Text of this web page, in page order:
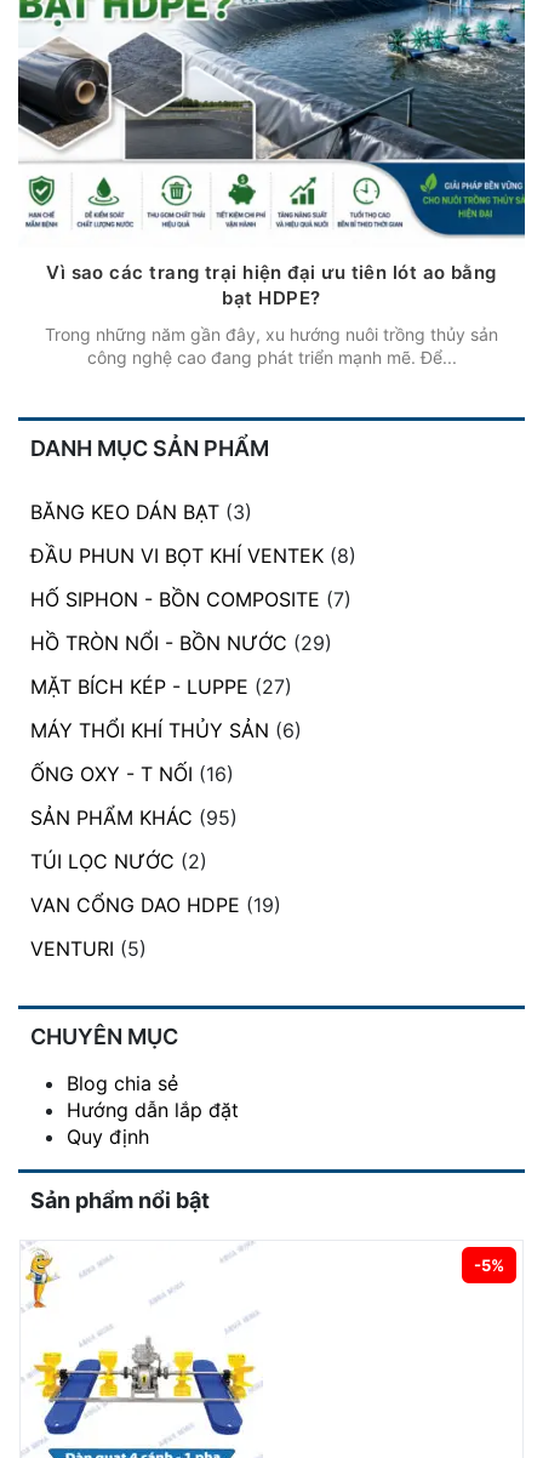
Vì sao các trang trại hiện đại ưu tiên lót ao bằng
bạt HDPE?
Trong những năm gần đây, xu hướng nuôi trồng thủy sản
công nghệ cao đang phát triển mạnh mẽ. Để...
DANH MỤC SẢN PHẨM
BĂNG KEO DÁN BẠT (3)
ĐẦU PHUN VI BỌT KHÍ VENTEK (8)
HỐ SIPHON - BỒN COMPOSITE (7)
HỒ TRÒN NỔI - BỒN NƯỚC (29)
MẶT BÍCH KÉP - LUPPE (27)
MÁY THỔI KHÍ THỦY SẢN (6)
ỐNG OXY - T NỐI (16)
SẢN PHẨM KHÁC (95)
TÚI LỌC NƯỚC (2)
VAN CỔNG DAO HDPE (19)
VENTURI (5)
CHUYÊN MỤC
Blog chia sẻ
Hướng dẫn lắp đặt
Quy định
Sản phẩm nổi bật
-5%